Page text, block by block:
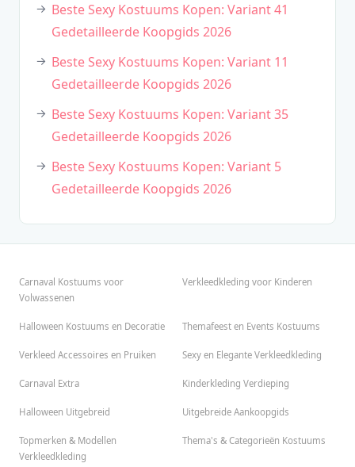
Beste Sexy Kostuums Kopen: Variant 41
Gedetailleerde Koopgids 2026
Beste Sexy Kostuums Kopen: Variant 11
Gedetailleerde Koopgids 2026
Beste Sexy Kostuums Kopen: Variant 35
Gedetailleerde Koopgids 2026
Beste Sexy Kostuums Kopen: Variant 5
Gedetailleerde Koopgids 2026
Carnaval Kostuums voor
Volwassenen
Verkleedkleding voor Kinderen
Halloween Kostuums en Decoratie Themafeest en Events Kostuums
Verkleed Accessoires en Pruiken Sexy en Elegante Verkleedkleding
Carnaval Extra Kinderkleding Verdieping
Halloween Uitgebreid Uitgebreide Aankoopgids
Topmerken & Modellen
Verkleedkleding
Thema's & Categorieën Kostuums